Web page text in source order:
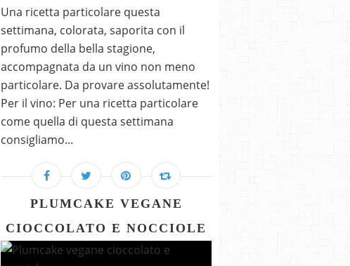
Una ricetta particolare questa
settimana, colorata, saporita con il
profumo della bella stagione,
accompagnata da un vino non meno
particolare. Da provare assolutamente!
Per il vino: Per una ricetta particolare
come quella di questa settimana
consigliamo...
PLUMCAKE VEGANE
CIOCCOLATO E NOCCIOLE